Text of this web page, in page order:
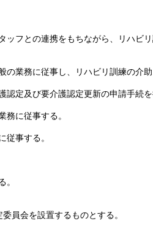
ッフとの連携をもちながら、リハビ
業務に従事し、リハビリ訓練の介
定及び要介護認定更新の申請手続を
務に従事する。
従事する。
。
員会を設置するものとする。